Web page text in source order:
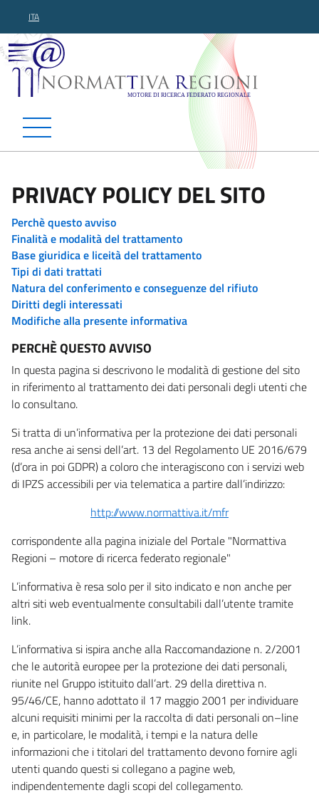
ITA
Normattiva Regioni -
PRIVACY POLICY DEL SITO
Perchè questo avviso
Finalità e modalità del trattamento
Base giuridica e liceità del trattamento
Tipi di dati trattati
Natura del conferimento e conseguenze del rifiuto
Diritti degli interessati
Modifiche alla presente informativa
PERCHÈ QUESTO AVVISO
In questa pagina si descrivono le modalità di gestione del sito
in riferimento al trattamento dei dati personali degli utenti che
lo consultano.
Si tratta di un’informativa per la protezione dei dati personali
resa anche ai sensi dell’art. 13 del Regolamento UE 2016/679
(d’ora in poi GDPR) a coloro che interagiscono con i servizi web
di IPZS accessibili per via telematica a partire dall’indirizzo:
http://www.normattiva.it/mfr
corrispondente alla pagina iniziale del Portale "Normattiva
Regioni – motore di ricerca federato regionale"
L’informativa è resa solo per il sito indicato e non anche per
altri siti web eventualmente consultabili dall’utente tramite
link.
L’informativa si ispira anche alla Raccomandazione n. 2/2001
che le autorità europee per la protezione dei dati personali,
riunite nel Gruppo istituito dall’art. 29 della direttiva n.
95/46/CE, hanno adottato il 17 maggio 2001 per individuare
alcuni requisiti minimi per la raccolta di dati personali on–line
e, in particolare, le modalità, i tempi e la natura delle
informazioni che i titolari del trattamento devono fornire agli
utenti quando questi si collegano a pagine web,
indipendentemente dagli scopi del collegamento.